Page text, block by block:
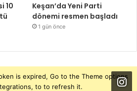
10
Keşan’da Yeni Parti
dönemi resmen başladı
1 gün önce
is expired, Go to the Theme options
to to refresh it.